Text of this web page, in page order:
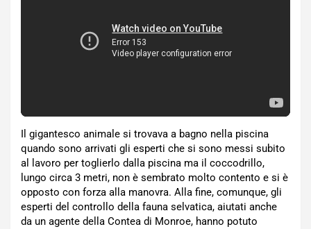
Il gigantesco animale si trovava a bagno nella piscina
quando sono arrivati gli esperti che si sono messi subito
al lavoro per toglierlo dalla piscina ma il coccodrillo,
lungo circa 3 metri, non è sembrato molto contento e si è
opposto con forza alla manovra. Alla fine, comunque, gli
esperti del controllo della fauna selvatica, aiutati anche
da un agente della Contea di Monroe, hanno potuto